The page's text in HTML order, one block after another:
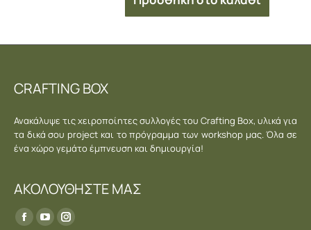
CRAFTING BOX
Ανακάλυψε τις χειροποίητες συλλογές του Crafting Box, υλικά για
τα δικά σου project και το πρόγραμμα των workshop μας. Όλα σε
ένα χώρο γεμάτο έμπνευση και δημιουργία!
ΑΚΟΛΟΥΘΗΣΤΕ ΜΑΣ
Find us on: